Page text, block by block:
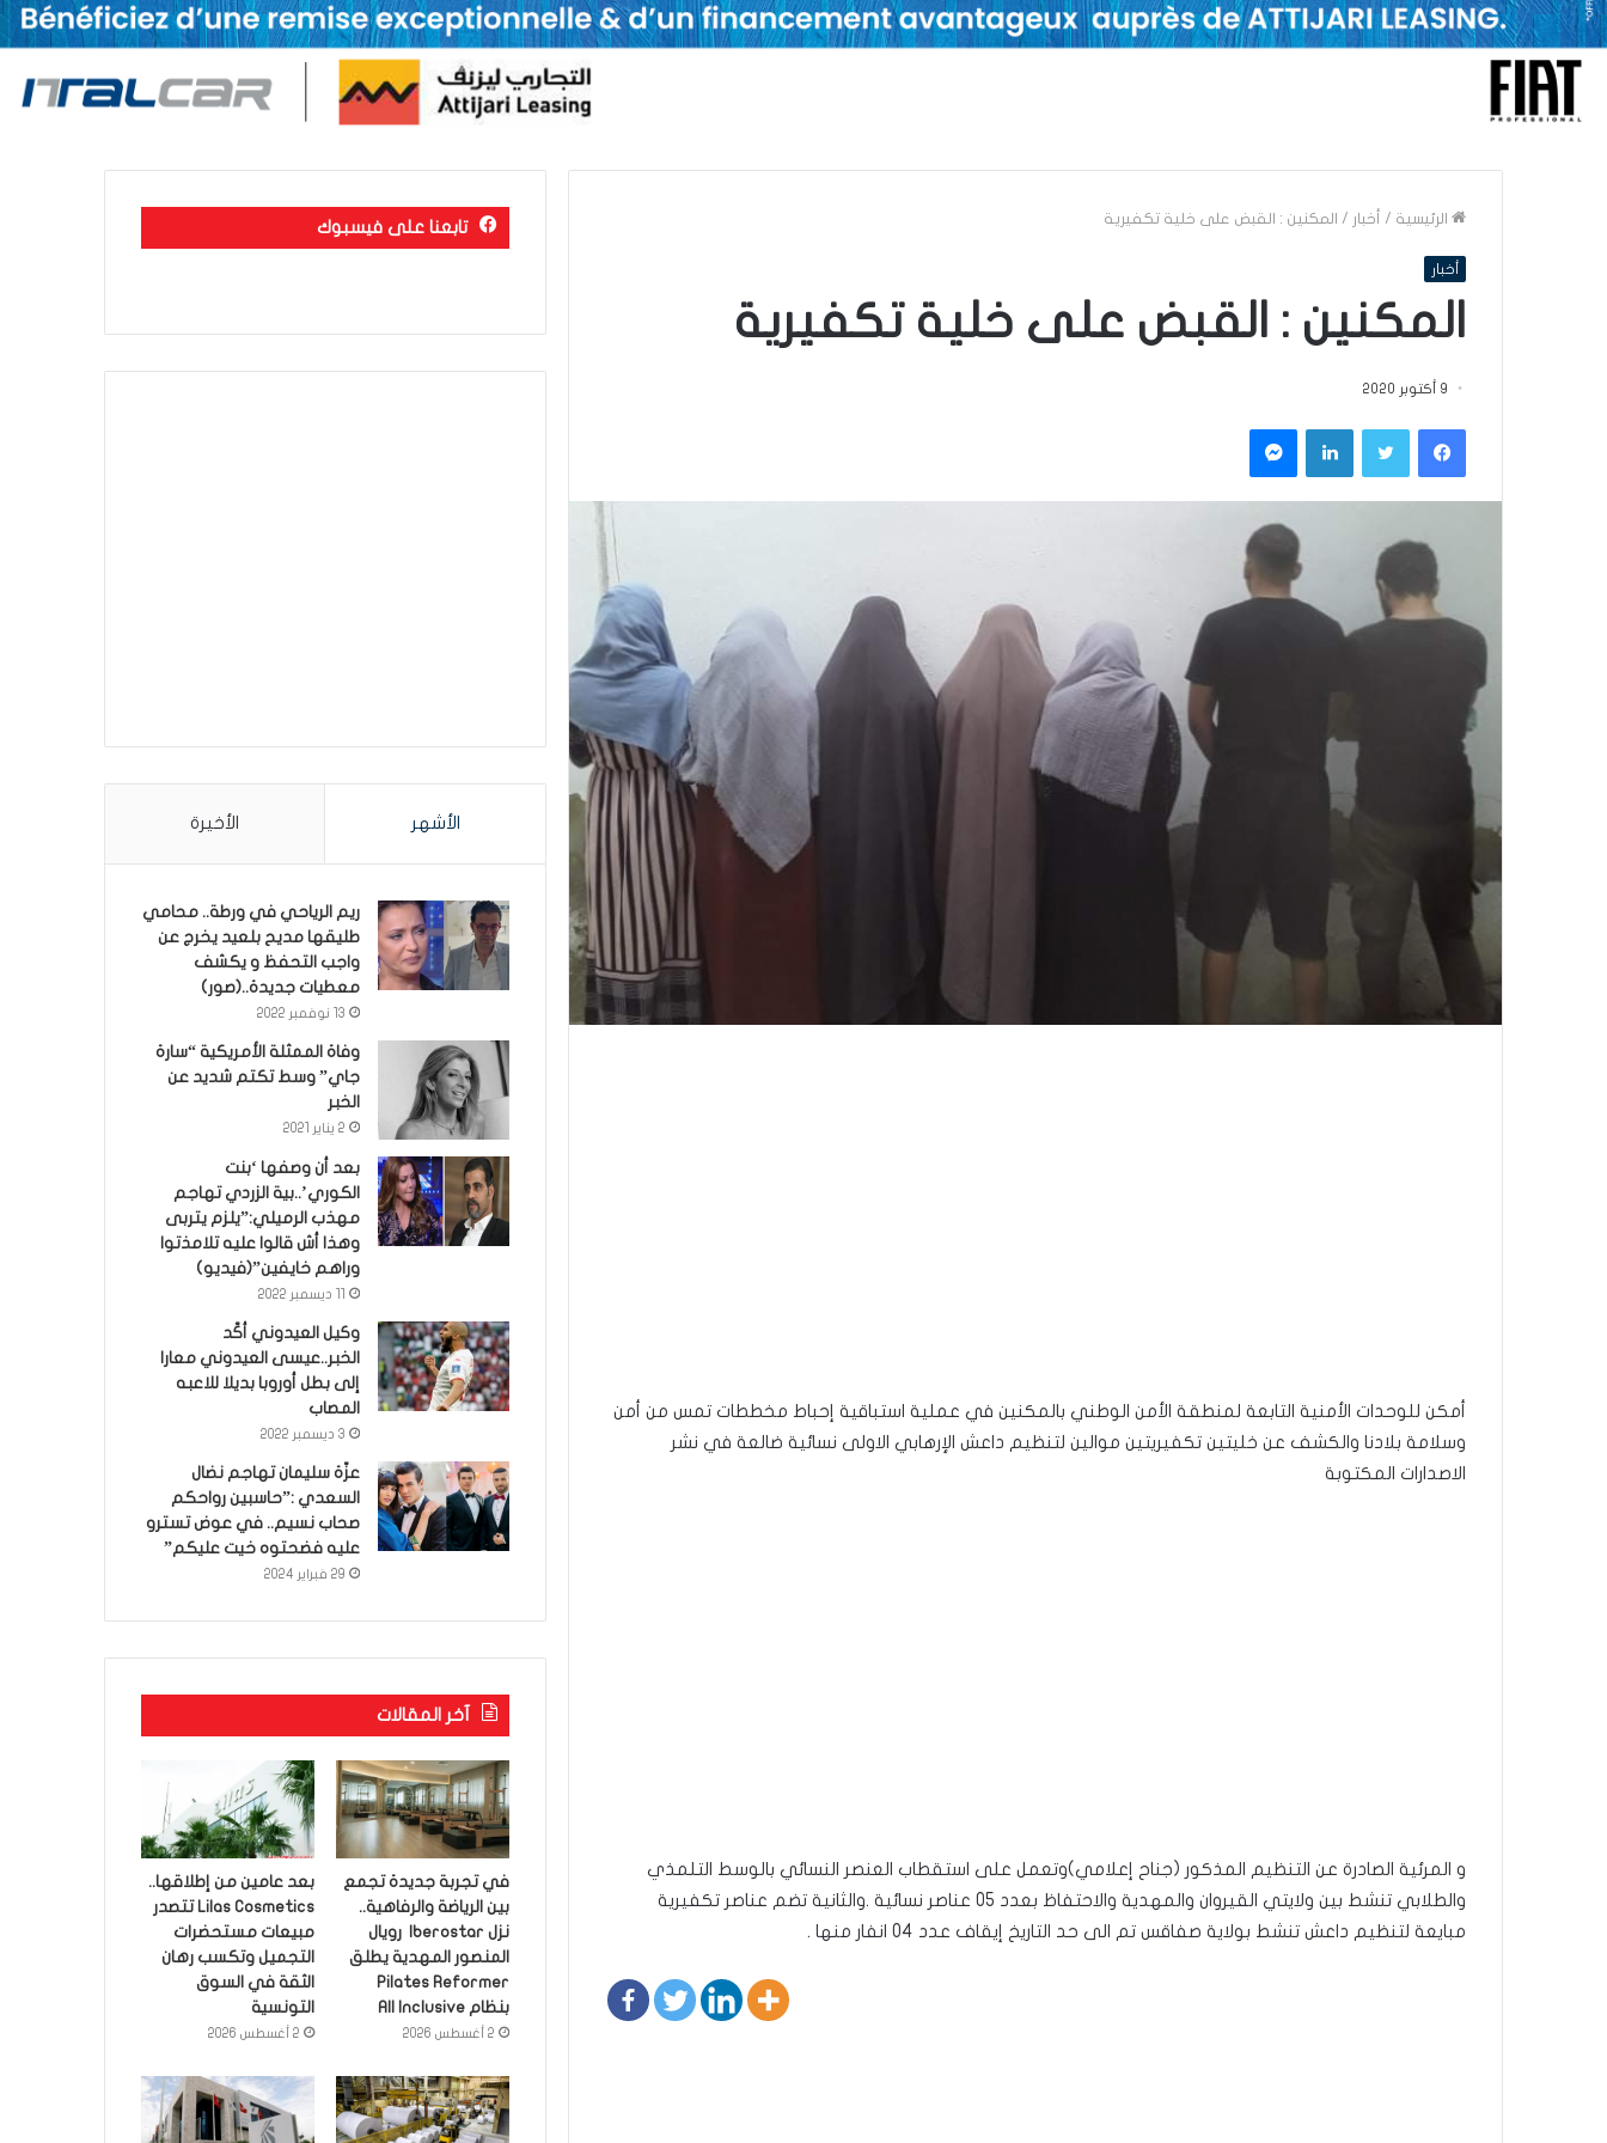
الرئيسية / أخبار / المكنين : القبض على خلية تكفيرية
أخبار
المكنين : القبض على خلية تكفيرية
9 أكتوبر 2020
فيسبوكتويتر لينكدإن ماسنجر
أمكن للوحدات الأمنية التابعة لمنطقة الأمن الوطني بالمكنين في عملية استباقية إحباط مخططات تمس من أمن
وسلامة بلادنا والكشف عن خليتين تكفيريتين موالين لتنظيم داعش الإرهابي الاولى نسائية ضالعة في نشر
الاصدارات المكتوبة
و المرئية الصادرة عن التنظيم المذكور (جناح إعلامي)وتعمل على استقطاب العنصر النسائي بالوسط التلمذي
والطلابي تنشط بين ولايتي القيروان والمهدية والاحتفاظ بعدد 05 عناصر نسائية .والثانية تضم عناصر تكفيرية
مبايعة لتنظيم داعش تنشط بولاية صفاقس تم الى حد التاريخ إيقاف عدد 04 انفار منها .
تابعنا على فيسبوك
الأشهر الأخيرة
ريم الرياحي في ورطة.. محامي
طليقها مديح بلعيد يخرج عن
واجب التحفظ و يكشف
معطيات جديدة..(صور)
13 نوفمبر 2022
وفاة الممثلة الأمريكية “سارة
جاي” وسط تكتم شديد عن
الخبر
2 يناير 2021
بعد أن وصفها ‘بنت
الكوري’..بية الزردي تهاجم
مهذب الرميلي:”يلزم يتربى
وهذا أش قالوا عليه تلامذتوا
وراهم خايفين”(فيديو)
وكيل العيدوني أكّد
الخبر..عيسى العيدوني معارا
إلى بطل أوروبا بديلا للاعبه
المصاب
3 ديسمبر 2022
عزّة سليمان تهاجم نضال
السعدي :”حاسبين رواحكم
صحاب نسيم.. في عوض تسترو
عليه فضحتوه خيت عليكم”
29 فبراير 2024
آخر المقالات
في تجربة جديدة تجمع
بين الرياضة والرفاهية..
نزل Iberostar رويال
المنصور المهدية يطلق
Pilates Reformer
بنظام All Inclusive
2 أغسطس 2026
بعد عامين من إطلاقها..
Lilas Cosmetics تتصدر
مبيعات مستحضرات
التجميل وتكسب رهان
الثقة في السوق
التونسية
2 أغسطس 2026